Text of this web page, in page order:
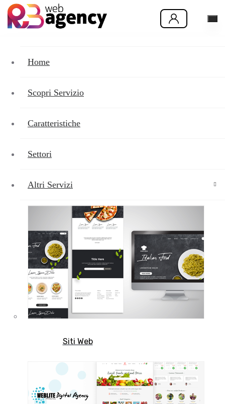
Home
Scopri Servizio
Caratteristiche
Settori
Altri Servizi
Siti Web
Realizzazione
Eccomerce
a Vinovo
Creaiamo il tuo negozio online
professionale, rispettando le linee
guida Euorpee e AGID.
Chiama ora